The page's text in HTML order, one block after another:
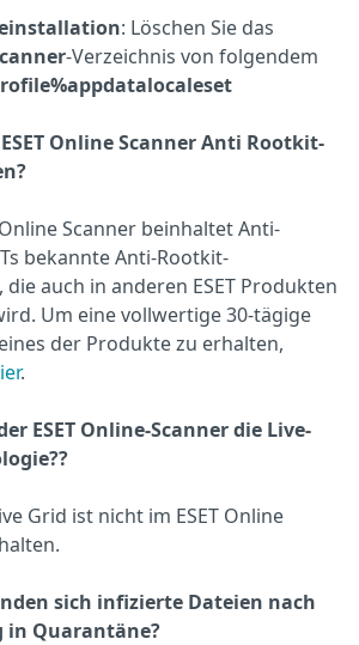
: Löschen Sie das
-Verzeichnis von folgendem
Online Scanner Anti Rootkit-
Online Scanner beinhaltet Anti-
bekannte Anti-Rootkit-
die auch in anderen ESET Produkten
Um eine vollwertige 30-tägige
der Produkte zu erhalten,
.
ESET Online-Scanner die Live-
Grid ist nicht im ESET Online
sich infizierte Dateien nach
in Quarantäne?